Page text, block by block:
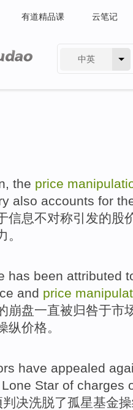
有道精品课 云笔记
中英
, the price
also accounts for
信息不对称引发的股
。
has been attributed
and price
崩盘一直被归咎于市
纵价格。
have appealed
Star of charges
判决洗脱了孤星基金